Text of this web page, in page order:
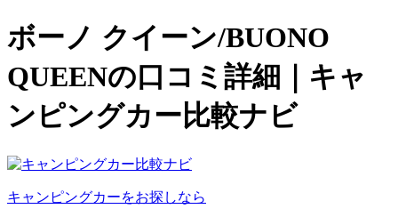
ボーノ クイーン/BUONO
QUEENの口コミ詳細｜キャ
ンピングカー比較ナビ
キャンピングカーをお探しなら